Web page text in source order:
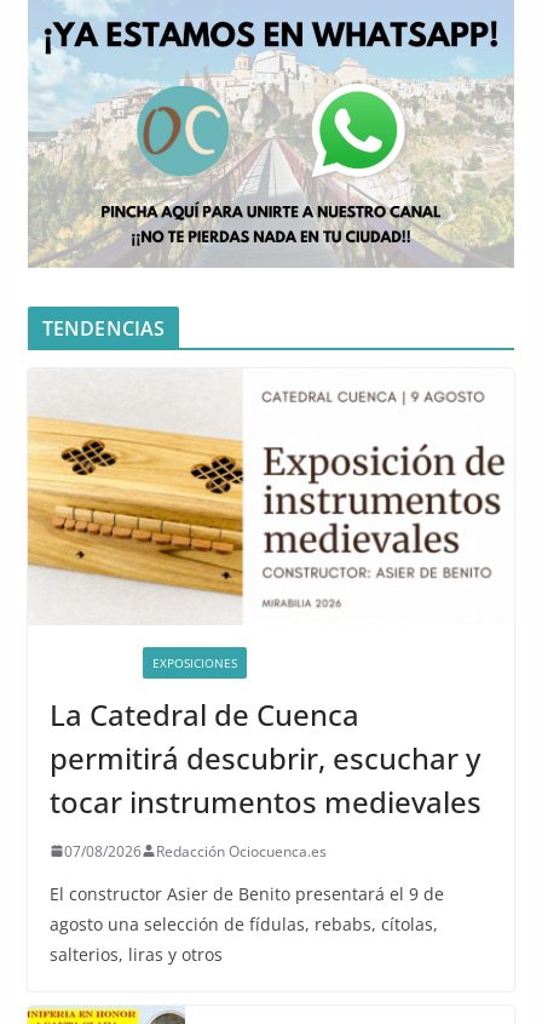
TENDENCIAS
EXPOSICIONES
La Catedral de Cuenca
permitirá descubrir, escuchar y
tocar instrumentos medievales
07/08/2026 Redacción Ociocuenca.es
El constructor Asier de Benito presentará el 9 de
agosto una selección de fídulas, rebabs, cítolas,
salterios, liras y otros